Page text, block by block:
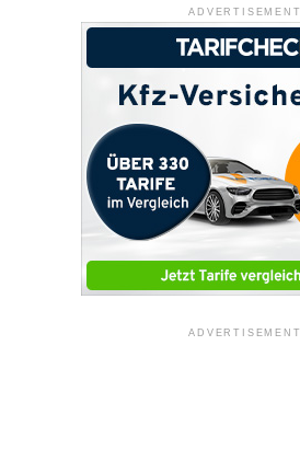
ADVERTISEMENT
ADVERTISEMENT